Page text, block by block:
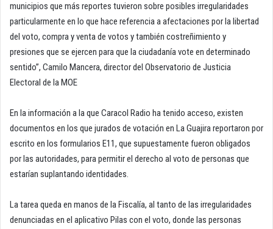
municipios que más reportes tuvieron sobre posibles irregularidades
particularmente en lo que hace referencia a afectaciones por la libertad
del voto, compra y venta de votos y también costreñimiento y
presiones que se ejercen para que la ciudadanía vote en determinado
sentido”, Camilo Mancera, director del Observatorio de Justicia
Electoral de la MOE
En la información a la que Caracol Radio ha tenido acceso, existen
documentos en los que jurados de votación en La Guajira reportaron por
escrito en los formularios E11, que supuestamente fueron obligados
por las autoridades, para permitir el derecho al voto de personas que
estarían suplantando identidades.
La tarea queda en manos de la Fiscalía, al tanto de las irregularidades
denunciadas en el aplicativo Pilas con el voto, donde las personas